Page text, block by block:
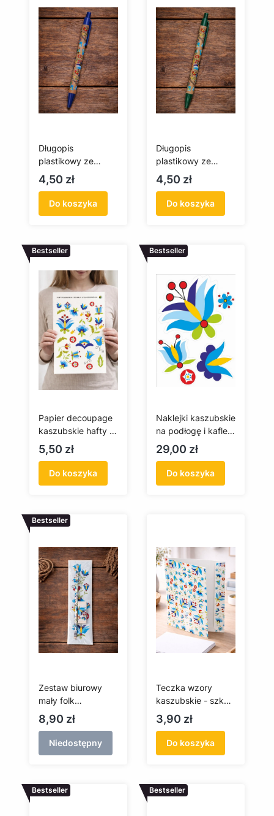
Długopis
plastikowy ze
wzorem
kaszubskim
(niebieski)
Cena
4,50 zł
Do koszyka
Długopis
plastikowy ze
wzorem
kaszubskim
(zielony)
Cena
4,50 zł
Do koszyka
Bestseller
Papier decoupage
kaszubskie hafty -
szkoła
wejherowska (A4)
Cena
5,50 zł
Do koszyka
Bestseller
Naklejki kaszubskie
na podłogę i kafle
(haft wejherowski)
Cena
29,00 zł
Do koszyka
Bestseller
Zestaw biurowy
mały folk
kaszubski, szkoła
wejherowska
Cena
8,90 zł
Niedostępny
Teczka wzory
kaszubskie - szkoła
wejherowska
Cena
3,90 zł
Do koszyka
Bestseller Bestseller